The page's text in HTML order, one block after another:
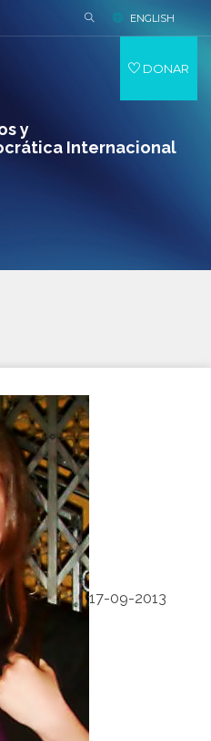
y
Internacional
ENGLISH
DONAR
17-09-2013